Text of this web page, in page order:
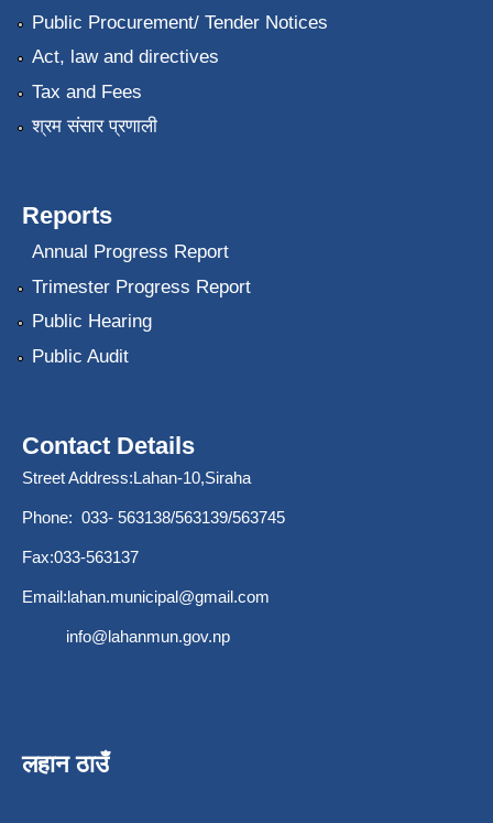
Public Procurement/ Tender Notices
Act, law and directives
Tax and Fees
श्रम संसार प्रणाली
Reports
Annual Progress Report
Trimester Progress Report
Public Hearing
Public Audit
Contact Details
Street Address:Lahan-10,Siraha
Phone: 033- 563138/563139/563745
Fax:033-563137
Email:lahan.municipal@gmail.com
info@lahanmun.gov.np
लहान ठाउँ